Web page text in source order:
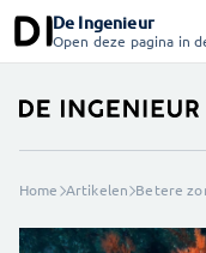
De Ingenieur
Open deze pagina in
Home Artikelen Betere